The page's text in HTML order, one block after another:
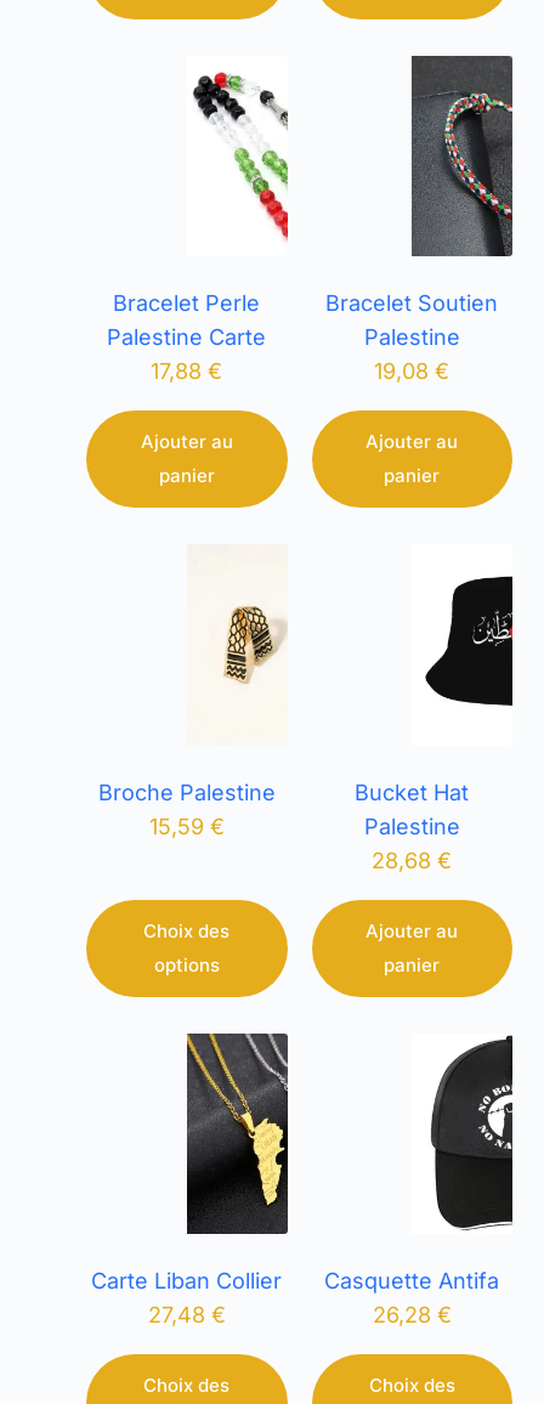
Bracelet Perle
Palestine Carte
17,88€
Ajouter au
panier
Bracelet Soutien
Palestine
19,08€
Ajouter au
panier
Broche Palestine
15,59 €
Choix des
options
Bucket Hat
Palestine
28,68€
Ajouter au
panier
Carte Liban Collier
27,48 €
Choix des
Casquette Antifa
26,28 €
Choix des